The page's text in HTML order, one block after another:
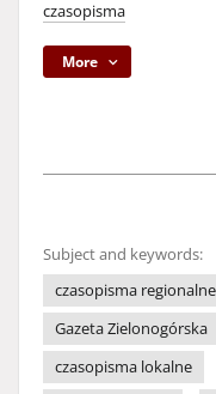
czasopisma
More
Subject and keywords:
czasopisma regionalne
Gazeta Zielonogórska
czasopisma lokalne